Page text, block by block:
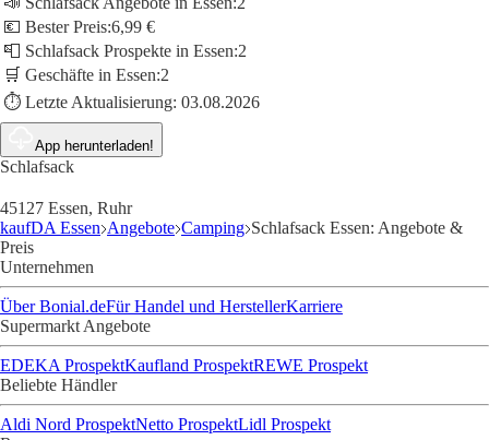
💶 Bester Preis:6,99 €
📮 Schlafsack Prospekte in Essen:2
🛒 Geschäfte in Essen:2
⏱️ Letzte Aktualisierung: 03.08.2026
App herunterladen!
Schlafsack
45127 Essen, Ruhr
kaufDA Essen Angebote Camping Schlafsack Essen: Angebote &
Preis
Unternehmen
Über Bonial.deFür Handel und HerstellerKarriere
Supermarkt Angebote
EDEKA ProspektKaufland ProspektREWE Prospekt
Beliebte Händler
Aldi Nord ProspektNetto ProspektLidl Prospekt